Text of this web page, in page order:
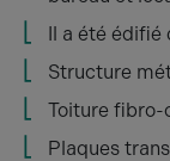
Il a été édifié
Structure
Toiture
Plaques